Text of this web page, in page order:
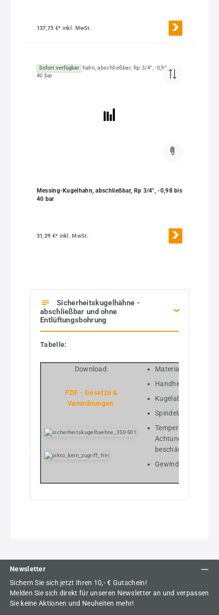
137,73 €* inkl. MwSt.
Sofort verfügbar
Messing-Kugelhahn, abschließbar, Rp 3/4", -0,98 bis
40 bar
31,29 €* inkl. MwSt.
Sicherheitskugelhähne -
abschließbar und ohne
Entlüftungsbohrung
Tabelle:
Download:
PDF - Gesetze &
Verordnungen
Material: Messing
Handhebel: Stahl -
Kugelabdichtung:
Spindelabdichtung:
Temperatur: -40 °C
Achtung: Das
beschädigen.
Gewinde: Rp-
Newsletter
Sichern Sie sich jetzt Ihren 10,- € Gutschein!
Melden Sie sich direkt für unseren Newsletter an und verpassen
Sie keine Aktionen und Neuheiten mehr!